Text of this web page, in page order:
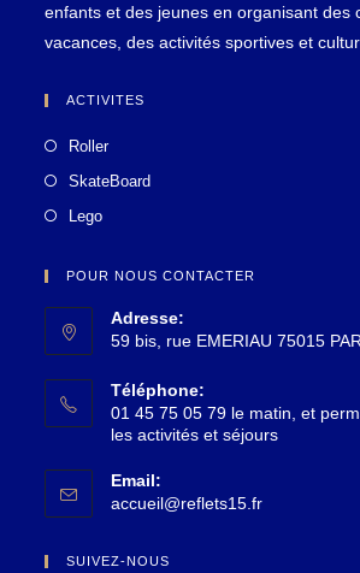
enfants et des jeunes en organisant des
vacances, des activités sportives et
ACTIVITES
Roller
SkateBoard
Lego
POUR NOUS CONTACTER
Adresse:
59 bis, rue EMERIAU 75015
Téléphone:
01 45 75 05 79 le matin, et
les activités et séjours
Email:
accueil@reflets15.fr
SUIVEZ-NOUS